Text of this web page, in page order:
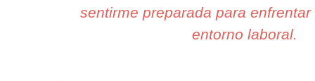
sentirme preparada para
entorno laboral.